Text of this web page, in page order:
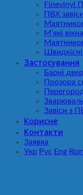
Finevinyl
ПВХ завіси
М’які вікна
Застосування
Барні
Прозора
Завіси з
Корисне
Контакти
Заявка
Укр Рус Eng